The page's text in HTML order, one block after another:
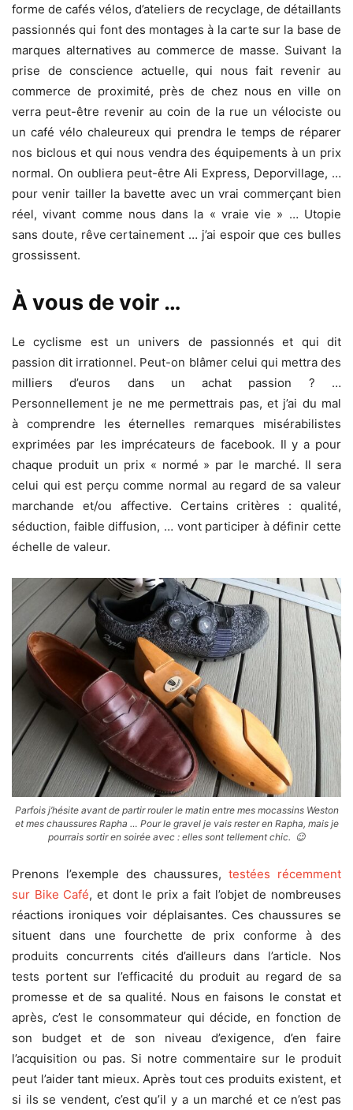
forme de cafés vélos, d’ateliers de recyclage, de détaillants
passionnés qui font des montages à la carte sur la base de
marques alternatives au commerce de masse. Suivant la
prise de conscience actuelle, qui nous fait revenir au
commerce de proximité, près de chez nous en ville on
verra peut-être revenir au coin de la rue un vélociste ou
un café vélo chaleureux qui prendra le temps de réparer
nos biclous et qui nous vendra des équipements à un prix
normal. On oubliera peut-être Ali Express, Deporvillage, …
pour venir tailler la bavette avec un vrai commerçant bien
réel, vivant comme nous dans la « vraie vie » … Utopie
sans doute, rêve certainement … j’ai espoir que ces bulles
grossissent.
À vous de voir …
Le cyclisme est un univers de passionnés et qui dit
passion dit irrationnel. Peut-on blâmer celui qui mettra des
milliers d’euros dans un achat passion ? …
Personnellement je ne me permettrais pas, et j’ai du mal
à comprendre les éternelles remarques misérabilistes
exprimées par les imprécateurs de facebook. Il y a pour
chaque produit un prix « normé » par le marché. Il sera
celui qui est perçu comme normal au regard de sa valeur
marchande et/ou affective. Certains critères : qualité,
séduction, faible diffusion, … vont participer à définir cette
échelle de valeur.
Parfois j’hésite avant de partir rouler le matin entre mes mocassins Weston
et mes chaussures Rapha … Pour le gravel je vais rester en Rapha, mais je
pourrais sortir en soirée avec : elles sont tellement chic. 😉
Prenons l’exemple des chaussures, testées récemment
sur Bike Café, et dont le prix a fait l’objet de nombreuses
réactions ironiques voir déplaisantes. Ces chaussures se
situent dans une fourchette de prix conforme à des
produits concurrents cités d’ailleurs dans l’article. Nos
tests portent sur l’efficacité du produit au regard de sa
promesse et de sa qualité. Nous en faisons le constat et
après, c’est le consommateur qui décide, en fonction de
son budget et de son niveau d’exigence, d’en faire
l’acquisition ou pas. Si notre commentaire sur le produit
peut l’aider tant mieux. Après tout ces produits existent, et
si ils se vendent, c’est qu’il y a un marché et ce n’est pas